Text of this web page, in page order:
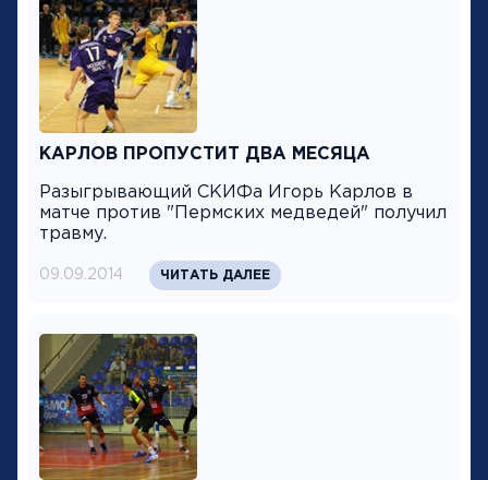
КАРЛОВ ПРОПУСТИТ ДВА МЕСЯЦА
Разыгрывающий СКИФа Игорь Карлов в
матче против "Пермских медведей" получил
травму.
09.09.2014 ЧИТАТЬ ДАЛЕЕ